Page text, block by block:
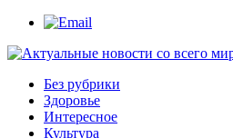
Без рубрики
Здоровье
Интересное
Культура